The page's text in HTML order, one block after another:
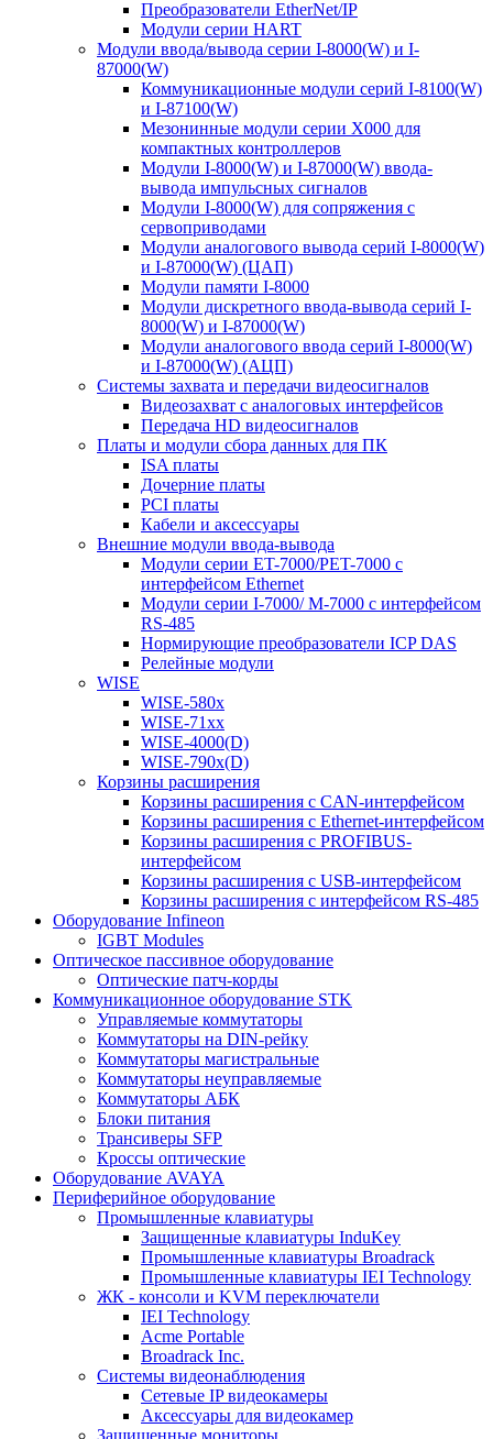
Преобразователи EtherNet/IP
Модули серии HART
Модули ввода/вывода серии I-8000(W) и I-
87000(W)
Коммуникационные модули серий I-8100(W)
и I-87100(W)
Мезонинные модули серии X000 для
компактных контроллеров
Модули I-8000(W) и I-87000(W) ввода-
вывода импульсных сигналов
Модули I-8000(W) для сопряжения с
сервоприводами
Модули аналогового вывода серий I-8000(W)
и I-87000(W) (ЦАП)
Модули памяти I-8000
Модули дискретного ввода-вывода серий I-
8000(W) и I-87000(W)
Модули аналогового ввода серий I-8000(W)
и I-87000(W) (АЦП)
Системы захвата и передачи видеосигналов
Видеозахват с аналоговых интерфейсов
Передача HD видеосигналов
Платы и модули сбора данных для ПК
ISA платы
Дочерние платы
PCI платы
Кабели и аксессуары
Внешние модули ввода-вывода
Модули серии ET-7000/PET-7000 с
интерфейсом Ethernet
Модули серии I-7000/ M-7000 с интерфейсом
RS-485
Нормирующие преобразователи ICP DAS
Релейные модули
WISE
WISE-580x
WISE-71xx
WISE-4000(D)
WISE-790x(D)
Корзины расширения
Корзины расширения с CAN-интерфейсом
Корзины расширения с Ethernet-интерфейсом
Корзины расширения с PROFIBUS-
интерфейсом
Корзины расширения с USB-интерфейсом
Корзины расширения с интерфейсом RS-485
Оборудование Infineon
IGBT Modules
Оптическое пассивное оборудование
Оптические патч-корды
Коммуникационное оборудование STK
Управляемые коммутаторы
Коммутаторы на DIN-рейку
Коммутаторы магистральные
Коммутаторы неуправляемые
Коммутаторы АБК
Блоки питания
Трансиверы SFP
Кроссы оптические
Оборудование AVAYA
Периферийное оборудование
Промышленные клавиатуры
Защищенные клавиатуры InduKey
Промышленные клавиатуры Broadrack
Промышленные клавиатуры IEI Technology
ЖК - консоли и KVM переключатели
IEI Technology
Acme Portable
Broadrack Inc.
Системы видеонаблюдения
Сетевые IP видеокамеры
Аксессуары для видеокамер
Защищенные мониторы